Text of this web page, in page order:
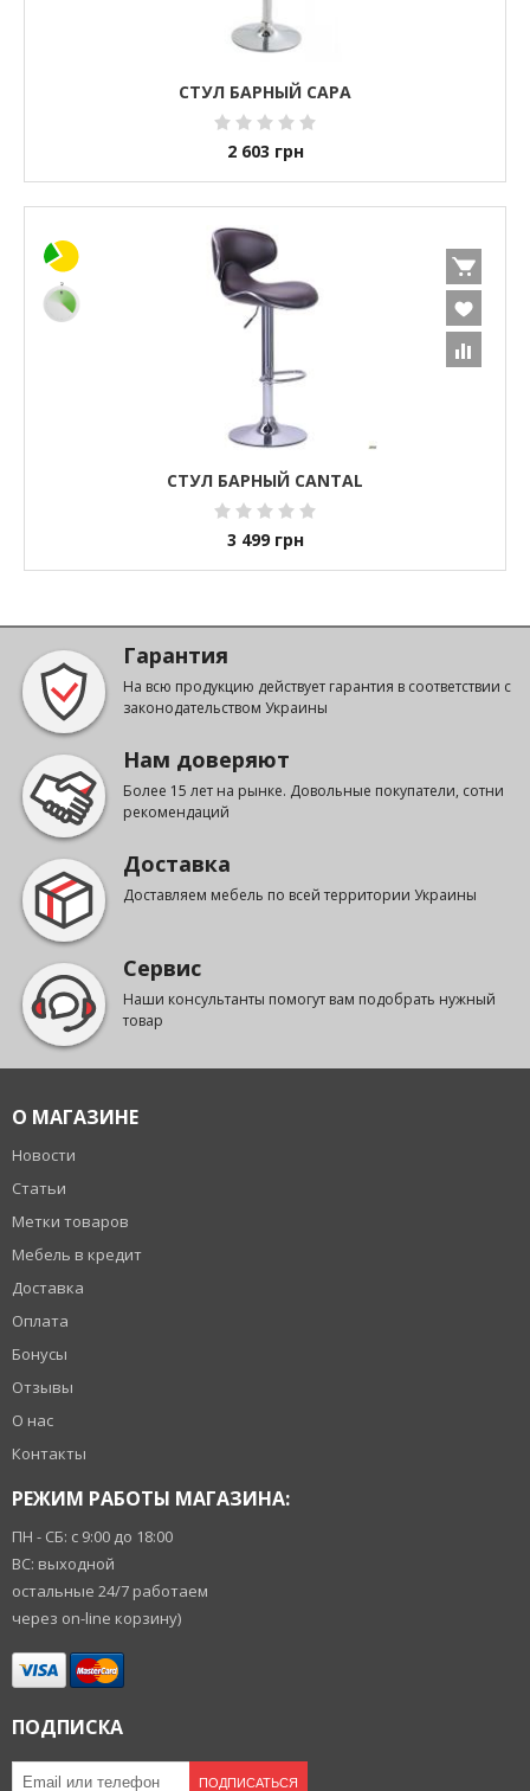
СТУЛ БАРНЫЙ САРА
2 603 грн
СТУЛ БАРНЫЙ CANTAL
3 499 грн
Гарантия
На всю продукцию действует гарантия в соответствии с
законодательством Украины
Нам доверяют
Более 15 лет на рынке. Довольные покупатели, сотни
рекомендаций
Доставка
Доставляем мебель по всей территории Украины
Сервис
Наши консультанты помогут вам подобрать нужный
товар
О МАГАЗИНЕ
Новости
Статьи
Метки товаров
Мебель в кредит
Доставка
Оплата
Бонусы
Отзывы
О нас
Контакты
РЕЖИМ РАБОТЫ МАГАЗИНА:
ПН - СБ: с 9:00 до 18:00
ВС: выходной
остальные 24/7 работаем
через on-line корзину)
ПОДПИСКА
ПОДПИСАТЬСЯ